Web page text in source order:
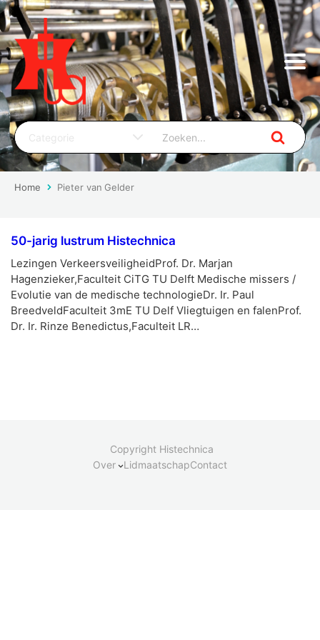
Home Pieter van Gelder
50-jarig lustrum Histechnica
Lezingen VerkeersveiligheidProf. Dr. Marjan
Hagenzieker,Faculteit CiTG TU Delft Medische missers /
Evolutie van de medische technologieDr. Ir. Paul
BreedveldFaculteit 3mE TU Delf Vliegtuigen en falenProf.
Dr. Ir. Rinze Benedictus,Faculteit LR…
Copyright Histechnica
Over
LidmaatschapContact